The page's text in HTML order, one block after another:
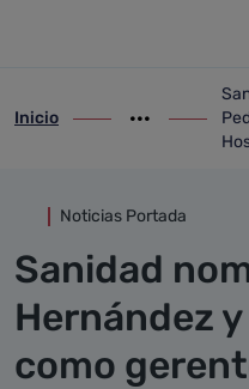
ir-a inicio
Inicio
Mostrar
ir-a
Noticias Portada
Sanidad
Hernández
como